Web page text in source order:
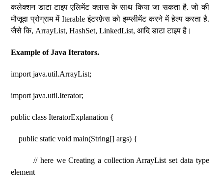
कलेक्शन डाटा टाइप एलिमेंट क्लास के साथ किया जा सकता है. जो की
मौजूदा प्रोग्राम में Iterable इंटरफ़ेस को इम्प्लीमेंट करने में हेल्प करता है.
जैसे कि, ArrayList, HashSet, LinkedList, आदि डाटा टाइप है।
Example of Java Iterators.
import java.util.ArrayList;
import java.util.Iterator;
public class IteratorExplanation {
public static void main(String[] args) {
// here we Creating a collection ArrayList set data type
element